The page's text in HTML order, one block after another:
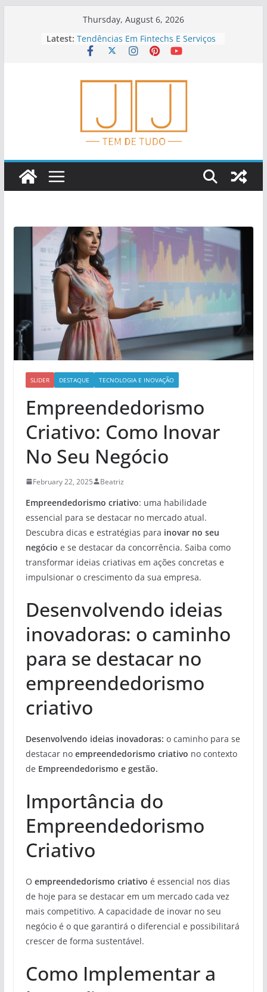
Thursday, August 6, 2026
Latest: Tendências Em Fintechs E Serviços
Financeiros
Educação Financeira Para
Cedo
Como Analisar Indicadores
Financeiros
SLIDER DESTAQUE TECNOLOGIA E INOVAÇÃO
Empreendedorismo
Criativo: Como Inovar
No Seu Negócio
February 22, 2025 Beatriz
Empreendedorismo criativo: uma habilidade
essencial para se destacar no mercado atual.
Descubra dicas e estratégias para inovar no seu
negócio e se destacar da concorrência. Saiba como
transformar ideias criativas em ações concretas e
impulsionar o crescimento da sua empresa.
Desenvolvendo ideias
inovadoras: o caminho
para se destacar no
empreendedorismo
criativo
Desenvolvendo ideias inovadoras: o caminho para se
destacar no empreendedorismo criativo no contexto
de Empreendedorismo e gestão.
Importância do
Empreendedorismo
Criativo
O empreendedorismo criativo é essencial nos dias
de hoje para se destacar em um mercado cada vez
mais competitivo. A capacidade de inovar no seu
negócio é o que garantirá o diferencial e possibilitará
crescer de forma sustentável.
Como Implementar a